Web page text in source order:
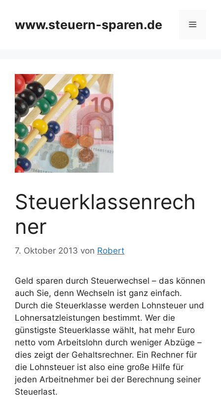
springen
www.steuern-sparen.de Menü
Steuerklassenrech
ner
7. Oktober 2013 von Robert
Geld sparen durch Steuerwechsel – das können
auch Sie, denn Wechseln ist ganz einfach.
Durch die Steuerklasse werden Lohnsteuer und
Lohnersatzleistungen bestimmt. Wer die
günstigste Steuerklasse wählt, hat mehr Euro
netto vom Arbeitslohn durch weniger Abzüge –
dies zeigt der Gehaltsrechner. Ein Rechner für
die Lohnsteuer ist also eine große Hilfe für
jeden Arbeitnehmer bei der Berechnung seiner
Steuerlast.